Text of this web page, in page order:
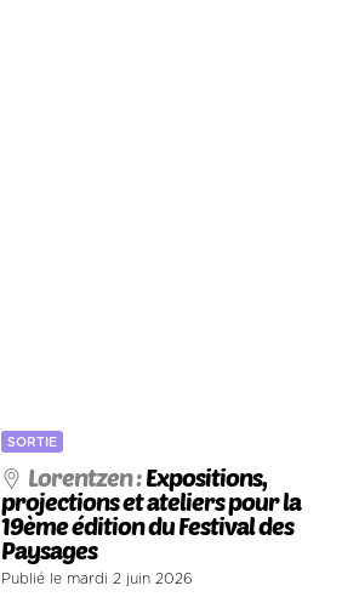
SORTIE
Lorentzen :Expositions,
projections et ateliers pour la
19ème édition du Festival des
Paysages
Publié le mardi 2 juin 2026